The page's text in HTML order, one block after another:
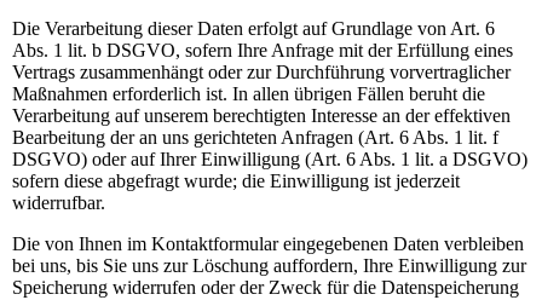
Die Verarbeitung dieser Daten erfolgt auf Grundlage von Art. 6
Abs. 1 lit. b DSGVO, sofern Ihre Anfrage mit der Erfüllung eines
Vertrags zusammenhängt oder zur Durchführung vorvertraglicher
Maßnahmen erforderlich ist. In allen übrigen Fällen beruht die
Verarbeitung auf unserem berechtigten Interesse an der effektiven
Bearbeitung der an uns gerichteten Anfragen (Art. 6 Abs. 1 lit. f
DSGVO) oder auf Ihrer Einwilligung (Art. 6 Abs. 1 lit. a DSGVO)
sofern diese abgefragt wurde; die Einwilligung ist jederzeit
widerrufbar.
Die von Ihnen im Kontaktformular eingegebenen Daten verbleiben
bei uns, bis Sie uns zur Löschung auffordern, Ihre Einwilligung zur
Speicherung widerrufen oder der Zweck für die Datenspeicherung